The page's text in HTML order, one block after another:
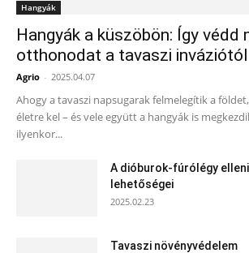
Hangyák
Hangyák a küszöbön: Így védd
otthonodat a tavaszi inváziótól
Agrio - 2025.04.07
Ahogy a tavaszi napsugarak felmelegítik a
életre kel – és vele együtt a hangyák is
ilyenkor...
A dióburok-fúrólégy
lehetőségei
2025.02.23
Tavaszi növényvédelem